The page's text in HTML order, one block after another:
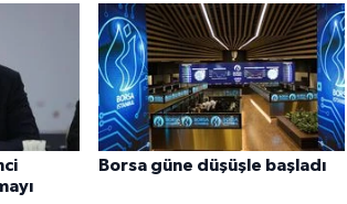
Borsa güne düşüşle başladı